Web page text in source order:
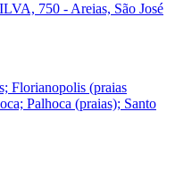
750 - Areias, São José
Florianopolis (praias
Palhoca (praias); Santo